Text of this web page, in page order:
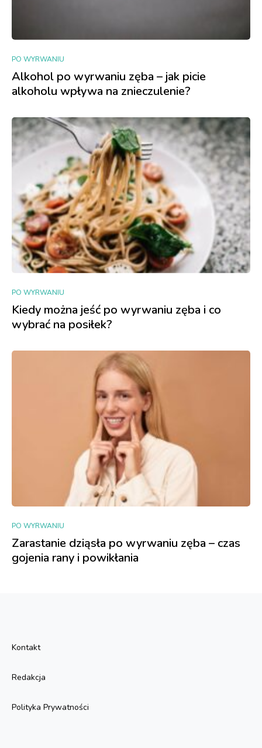
PO WYRWANIU
Alkohol po wyrwaniu zęba – jak picie
alkoholu wpływa na znieczulenie?
PO WYRWANIU
Kiedy można jeść po wyrwaniu zęba i co
wybrać na posiłek?
PO WYRWANIU
Zarastanie dziąsła po wyrwaniu zęba – czas
gojenia rany i powikłania
Kontakt
Redakcja
Polityka Prywatności